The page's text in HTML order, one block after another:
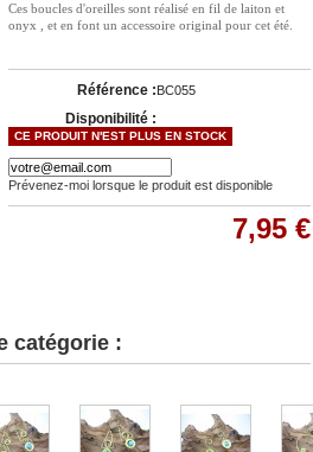
Ces boucles d'oreilles sont réalisé en fil de laiton et
onyx , et en font un accessoire original pour cet été.
Référence :BC055
Disponibilité :
CE PRODUIT N'EST PLUS EN STOCK
Prévenez-moi lorsque le produit est disponible
7,95 €
catégorie :